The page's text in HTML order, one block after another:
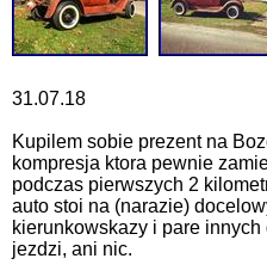
31.07.18
Kupilem sobie prezent na
kompresja ktora pewnie
podczas pierwszych 2
auto stoi na (narazie)
kierunkowskazy i pare
jezdzi, ani nic.